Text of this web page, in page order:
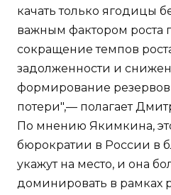
качать только ягодицы
важным фактором роста
сокращение темпов
задолженности и
формирование
потери",— полагает
По мнению Якимкина,
бюрократии в России в
укажут на место, и она
доминировать в рамках